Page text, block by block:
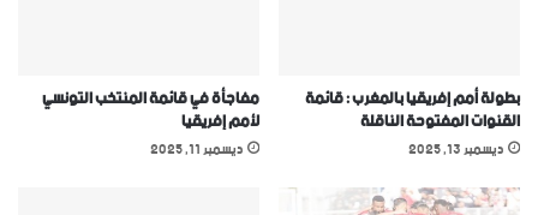
بطولة أمم إفريقيا بالمغرب : قائمة
القنوات المفتوحة الناقلة
ديسمبر 13, 2025
مفاجأة في قائمة المنتخب التونسي
ﻷمم إفريقيا
ديسمبر 11, 2025